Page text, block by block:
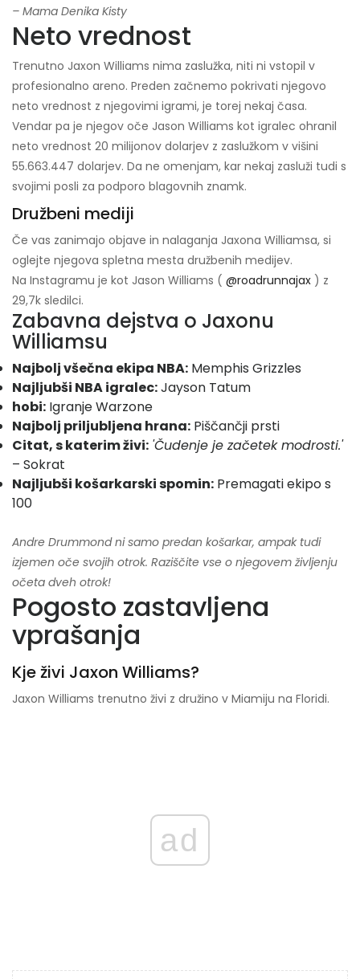
– Mama Denika Kisty
Neto vrednost
Trenutno Jaxon Williams nima zaslužka, niti ni vstopil v
profesionalno areno. Preden začnemo pokrivati ​​njegovo
neto vrednost z njegovimi igrami, je torej nekaj časa.
Vendar pa je njegov oče Jason Williams kot igralec ohranil
neto vrednost 20 milijonov dolarjev z zaslužkom v višini
55.663.447 dolarjev. Da ne omenjam, kar nekaj zasluži tudi s
svojimi posli za podporo blagovnih znamk.
Družbeni mediji
Če vas zanimajo objave in nalaganja Jaxona Williamsa, si
oglejte njegova spletna mesta družbenih medijev.
Na Instagramu je kot Jason Williams ( @roadrunnajax ) z
29,7k sledilci.
Zabavna dejstva o Jaxonu
Williamsu
Najbolj všečna ekipa NBA: Memphis Grizzles
Najljubši NBA igralec:Jayson Tatum
hobi: Igranje Warzone
Najbolj priljubljena hrana: Piščančji prsti
Citat, s katerim živi: 'Čudenje je začetek modrosti.'
– Sokrat
Najljubši košarkarski spomin: Premagati ekipo s
100
Andre Drummond ni samo predan košarkar, ampak tudi
izjemen oče svojih otrok. Raziščite vse o njegovem življenju
očeta dveh otrok!
Pogosto zastavljena
vprašanja
Kje živi Jaxon Williams?
Jaxon Williams trenutno živi z družino v Miamiju na Floridi.
ad